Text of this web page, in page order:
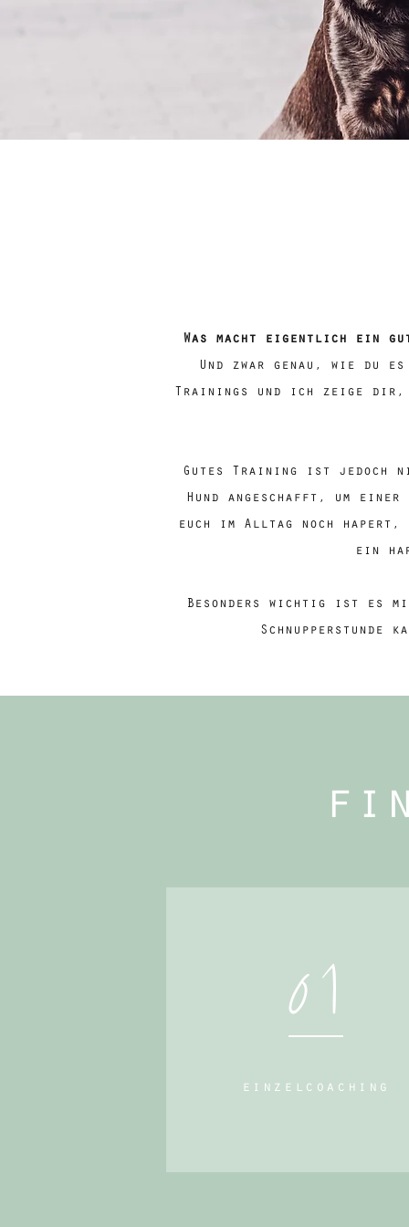
Was macht eigentlich ein
Und zwar genau, wie du
Trainings und ich zeige dir,
Gutes Training ist jedoch
Hund angeschafft, um
euch im Alltag noch
ein
Besonders wichtig ist es
Schnupperstunde
01
einzelcoaching